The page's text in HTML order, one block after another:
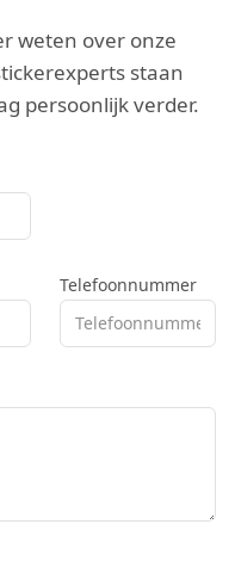
weten over onze
staan
persoonlijk verder.
Telefoonnummer